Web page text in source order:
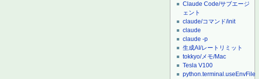
Claude Code/サブエージ
ェント
claude/コマンド/init
claude
claude -p
生成AI/レートリミット
tokkyo/メモ/Mac
Tesla V100
python.terminal.useEnvFile